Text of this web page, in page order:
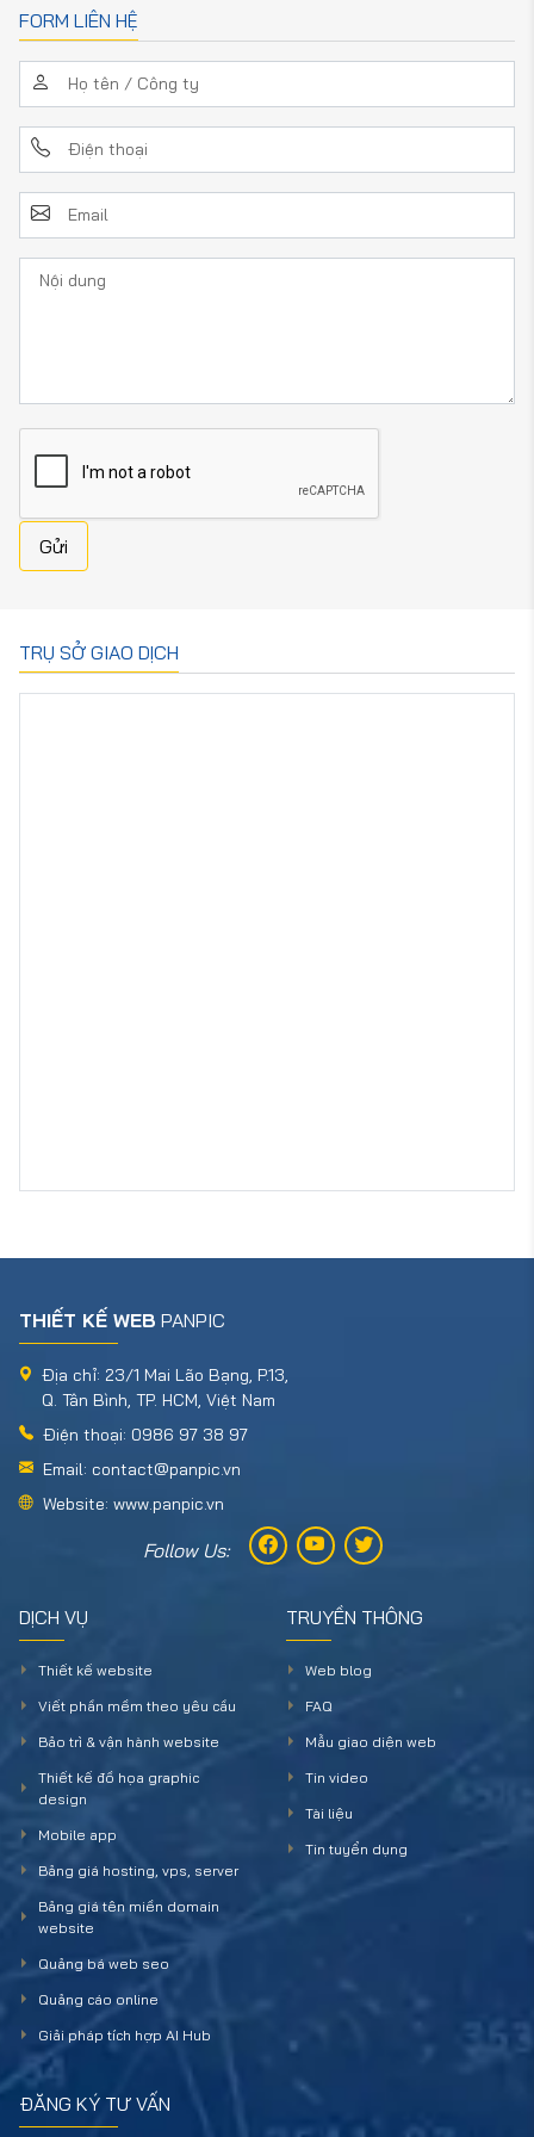
FORM LIÊN HỆ
Gửi
TRỤ SỞ GIAO DỊCH
THIẾT KẾ WEB PANPIC
Địa chỉ: 23/1 Mai Lão Bạng, P.13,
Q. Tân Bình, TP. HCM, Việt Nam
Điện thoại: 0986 97 38 97
Email: contact@panpic.vn
Website: www.panpic.vn
Follow Us:
DỊCH VỤ
Thiết kế website
Viết phần mềm theo yêu cầu
Bảo trì & vận hành website
Thiết kế đồ họa graphic
design
Mobile app
Bảng giá hosting, vps, server
Bảng giá tên miền domain
website
Quảng bá web seo
Quảng cáo online
Giải pháp tích hợp AI Hub
TRUYỀN THÔNG
Web blog
FAQ
Mẫu giao diện web
Tin video
Tài liệu
Tin tuyển dụng
ĐĂNG KÝ TƯ VẤN